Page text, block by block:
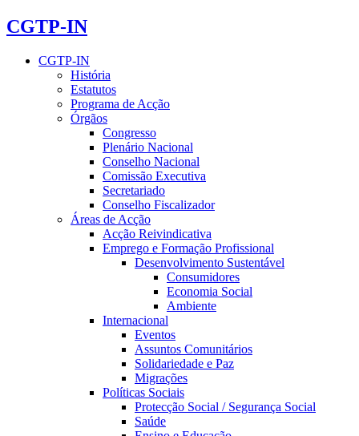
CGTP-IN
CGTP-IN
História
Estatutos
Programa de Acção
Órgãos
Congresso
Plenário Nacional
Conselho Nacional
Comissão Executiva
Secretariado
Conselho Fiscalizador
Áreas de Acção
Acção Reivindicativa
Emprego e Formação Profissional
Desenvolvimento Sustentável
Consumidores
Economia Social
Ambiente
Internacional
Eventos
Assuntos Comunitários
Solidariedade e Paz
Migrações
Políticas Sociais
Protecção Social / Segurança Social
Saúde